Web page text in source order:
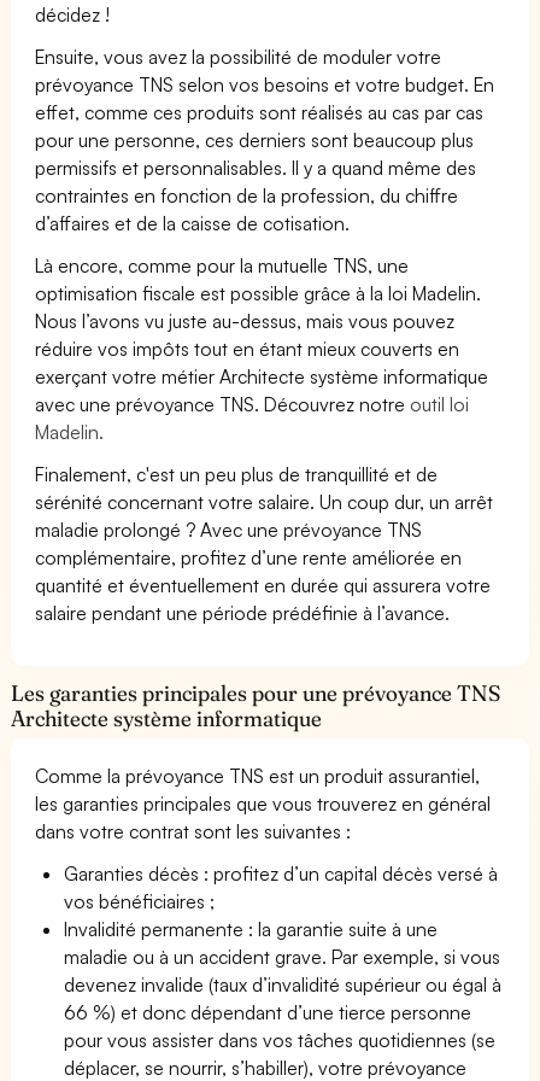
décidez !
Ensuite, vous avez la possibilité de moduler votre
prévoyance TNS selon vos besoins et votre budget. En
effet, comme ces produits sont réalisés au cas par cas
pour une personne, ces derniers sont beaucoup plus
permissifs et personnalisables. Il y a quand même des
contraintes en fonction de la profession, du chiffre
d’affaires et de la caisse de cotisation.
Là encore, comme pour la mutuelle TNS, une
optimisation fiscale est possible grâce à la loi Madelin.
Nous l’avons vu juste au-dessus, mais vous pouvez
réduire vos impôts tout en étant mieux couverts en
exerçant votre métier Architecte système informatique
avec une prévoyance TNS. Découvrez notre outil loi
Madelin.
Finalement, c'est un peu plus de tranquillité et de
sérénité concernant votre salaire. Un coup dur, un arrêt
maladie prolongé ? Avec une prévoyance TNS
complémentaire, profitez d’une rente améliorée en
quantité et éventuellement en durée qui assurera votre
salaire pendant une période prédéfinie à l’avance.
Les garanties principales pour une prévoyance TNS
Architecte système informatique
Comme la prévoyance TNS est un produit assurantiel,
les garanties principales que vous trouverez en général
dans votre contrat sont les suivantes :
Garanties décès : profitez d’un capital décès versé à
vos bénéficiaires ;
Invalidité permanente : la garantie suite à une
maladie ou à un accident grave. Par exemple, si vous
devenez invalide (taux d’invalidité supérieur ou égal à
66 %) et donc dépendant d’une tierce personne
pour vous assister dans vos tâches quotidiennes (se
déplacer, se nourrir, s’habiller), votre prévoyance